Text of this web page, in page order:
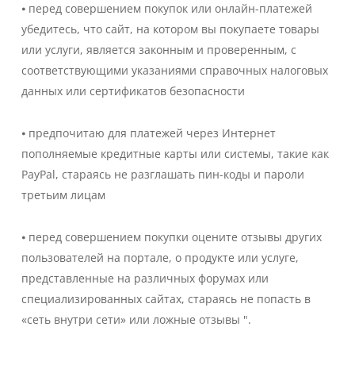
⦁ перед совершением покупок или онлайн-платежей
убедитесь, что сайт, на котором вы покупаете товары
или услуги, является законным и проверенным, с
соответствующими указаниями справочных налоговых
данных или сертификатов безопасности
⦁ предпочитаю для платежей через Интернет
пополняемые кредитные карты или системы, такие как
PayPal, стараясь не разглашать пин-коды и пароли
третьим лицам
⦁ перед совершением покупки оцените отзывы других
пользователей на портале, о продукте или услуге,
представленные на различных форумах или
специализированных сайтах, стараясь не попасть в
«сеть внутри сети» или ложные отзывы ".